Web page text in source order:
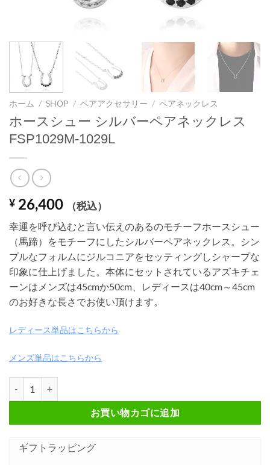
ホーム / SHOP / ペアアクセサリー / ペアネックレス
ホースシュー シルバーペアネックレス
FSP1029M-1029L
¥ 26,400 （税込）
幸運を呼び込むと言い伝えのあるのモチーフホースシュー
（馬蹄）をモチーフにしたシルバーペアネックレス。シン
プルなフォルムにジルコニアをセッティングしシャープな
印象に仕上げました。本体にセットされているアズキチェ
ーンはメンズは45cmか50cm、レディースは40cm～45cm
のお好きな長さでお使い頂けます。
レディース単品はこちらから
メンズ単品はこちらから
お買い物カゴに追加
ギフトラッピング